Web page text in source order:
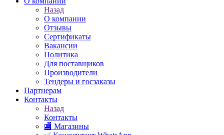
Назад
О компании
Отзывы
Сертификаты
Вакансии
Политика
Для поставщиков
Производители
Тендеры и госзаказы
Партнерам
Контакты
Назад
Контакты
🏬 Магазины